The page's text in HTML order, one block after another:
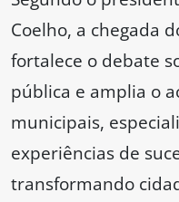
Coelho, a chegada
fortalece o debate
pública e amplia o
municipais,
experiências de
transformando